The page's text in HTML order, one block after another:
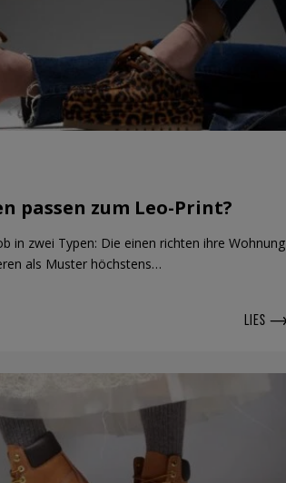
passen zum Leo-Print?
in zwei Typen: Die einen richten ihre Wohnung
als Muster höchstens…
LIES